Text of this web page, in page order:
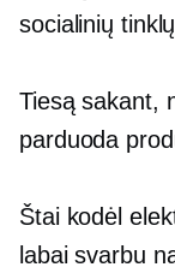
socialinių
Tiesą sakant,
parduoda
Štai kodėl
labai svarbu